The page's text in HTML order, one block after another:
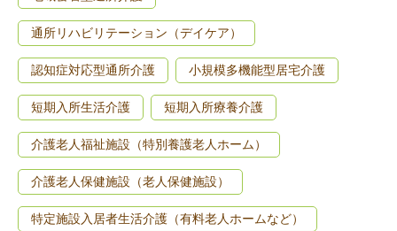
通所リハビリテーション（デイケア）
認知症対応型通所介護 小規模多機能型居宅介護
短期入所生活介護 短期入所療養介護
介護老人福祉施設（特別養護老人ホーム）
介護老人保健施設（老人保健施設）
特定施設入居者生活介護（有料老人ホームなど）